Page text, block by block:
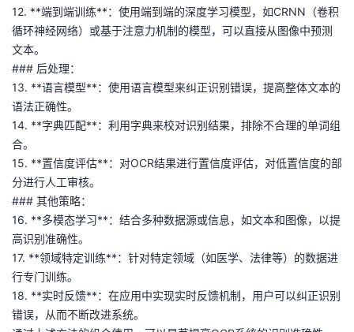
注
开
发
者
学
堂
我
的
课
程
我
的
认
我
的
我
的
Programs
我
的
支
持
我
的
技
术
支
我
的
云
声
12. **端到端训练**：使用端到端的深度学习模型，如CRNN（卷积
循环神经网络）或基于注意力机制的模型，可以直接从图像中预测
文本。
### 后处理：
13. **语言模型**：使用语言模型来纠正识别错误，提高整体文本的
语法正确性。
14. **字典匹配**：利用字典来校对识别结果，排除不合理的单词组
合。
15. **置信度评估**：对OCR结果进行置信度评估，对低置信度的部
分进行人工审核。
### 其他策略：
16. **多模态学习**：结合多种数据源或信息，如文本和图像，以提
高识别准确性。
17. **领域特定训练**：针对特定领域（如医学、法律等）的数据进
行专门训练。
18. **实时反馈**：在应用中实现实时反馈机制，用户可以纠正识别
错误，从而不断改进系统。